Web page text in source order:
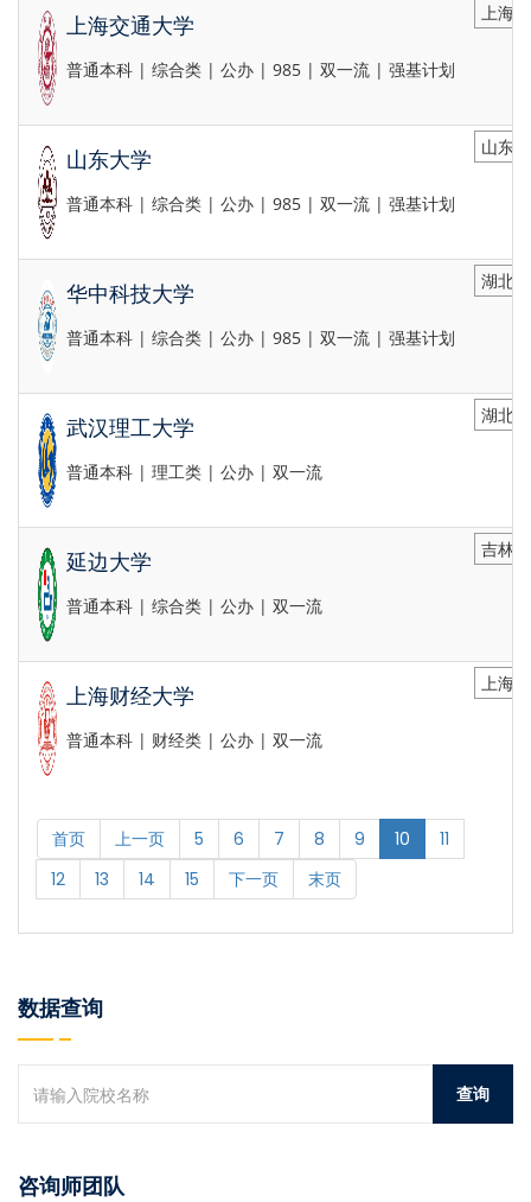
上海交通大学
普通本科 | 综合类 | 公办 | 985 | 双一流 | 强基计划
上海
山东大学
普通本科 | 综合类 | 公办 | 985 | 双一流 | 强基计划
山东
华中科技大学
普通本科 | 综合类 | 公办 | 985 | 双一流 | 强基计划
湖北
武汉理工大学
普通本科 | 理工类 | 公办 | 双一流
湖北
延边大学
普通本科 | 综合类 | 公办 | 双一流
吉林
上海财经大学
普通本科 | 财经类 | 公办 | 双一流
上海
首页 上一页 5 6 7 8 9 10
11
12
13 14 15 下一页 末页
数据查询
咨询师团队